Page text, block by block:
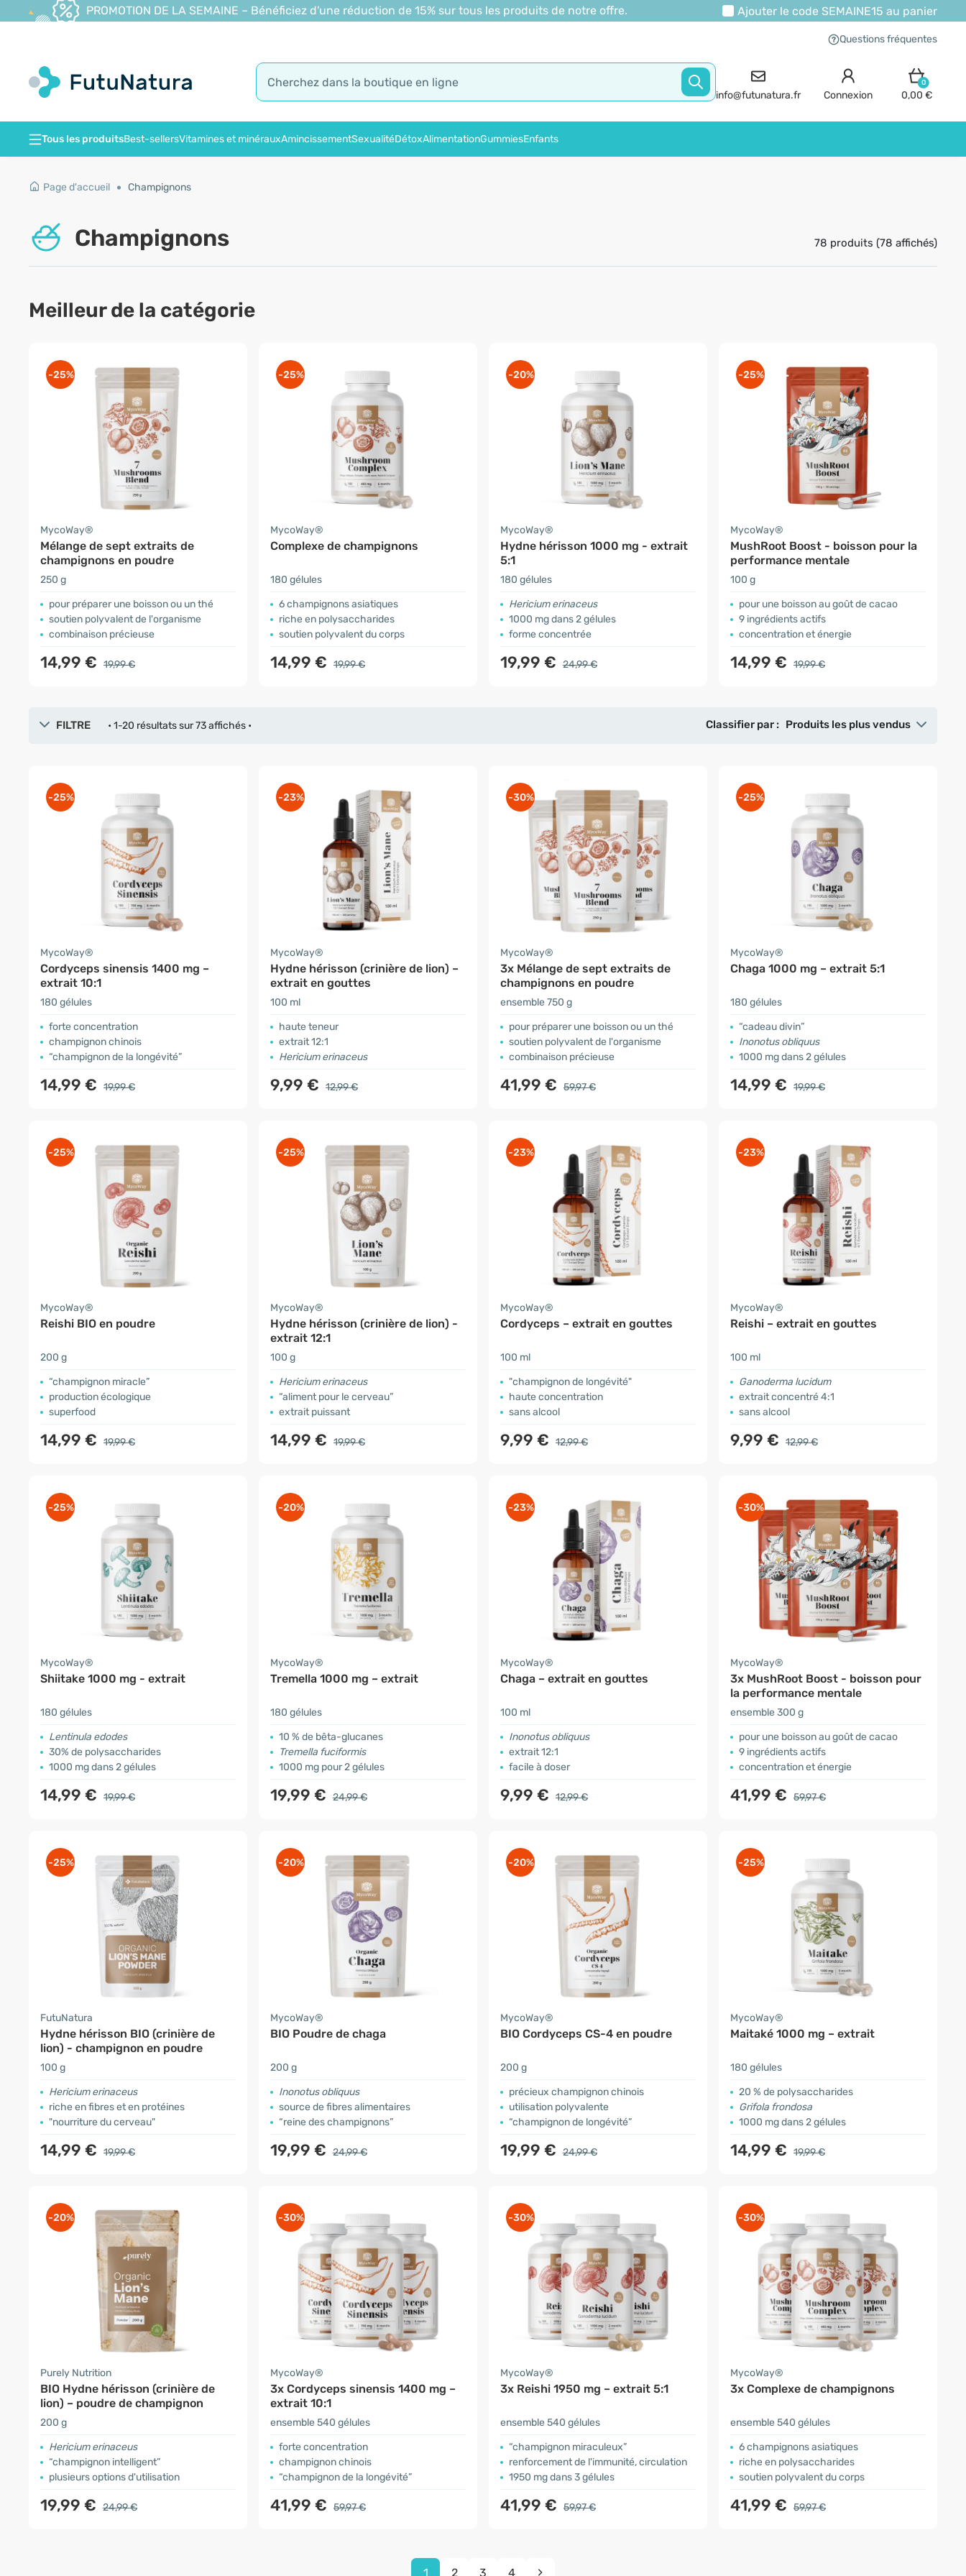
PROMOTION DE LA SEMAINE – Bénéficiez d'une réduction de 15% sur tous les produits de notre offre. Ajouter le code SEMAINE15 au panier
Questions fréquentes
info@futunatura.fr Connexion
0
0,00 €
Tous les produitsBest-sellersVitamines et minérauxAmincissementSexualitéDétoxAlimentationGummiesEnfants
Page d'accueil Champignons
Champignons 78 produits (78 affichés)
Meilleur de la catégorie
-25%
MycoWay®
Mélange de sept extraits de
champignons en poudre
250 g
pour préparer une boisson ou un thé
soutien polyvalent de l'organisme
combinaison précieuse
14,99 € 19,99 €
-25%
MycoWay®
Complexe de champignons
180 gélules
6 champignons asiatiques
riche en polysaccharides
soutien polyvalent du corps
14,99 € 19,99 €
-20%
MycoWay®
Hydne hérisson 1000 mg - extrait
5:1
180 gélules
Hericium erinaceus
1000 mg dans 2 gélules
forme concentrée
19,99 € 24,99 €
-25%
MycoWay®
MushRoot Boost - boisson pour la
performance mentale
100 g
pour une boisson au goût de cacao
9 ingrédients actifs
concentration et énergie
14,99 € 19,99 €
FILTRE • 1-20 résultats sur 73 affichés • Classifier par : Produits les plus vendus
-25%
MycoWay®
Cordyceps sinensis 1400 mg –
extrait 10:1
180 gélules
forte concentration
champignon chinois
“champignon de la longévité”
14,99 € 19,99 €
-23%
MycoWay®
Hydne hérisson (crinière de lion) –
extrait en gouttes
100 ml
haute teneur
extrait 12:1
Hericium erinaceus
9,99 € 12,99 €
-30%
MycoWay®
3x Mélange de sept extraits de
champignons en poudre
ensemble 750 g
pour préparer une boisson ou un thé
soutien polyvalent de l'organisme
combinaison précieuse
41,99 € 59,97 €
-25%
MycoWay®
Chaga 1000 mg – extrait 5:1
180 gélules
“cadeau divin”
Inonotus obliquus
1000 mg dans 2 gélules
14,99 € 19,99 €
-25%
MycoWay®
Reishi BIO en poudre
200 g
“champignon miracle”
production écologique
superfood
14,99 € 19,99 €
-25%
MycoWay®
Hydne hérisson (crinière de lion) -
extrait 12:1
100 g
Hericium erinaceus
“aliment pour le cerveau”
extrait puissant
14,99 € 19,99 €
-23%
MycoWay®
Cordyceps – extrait en gouttes
100 ml
"champignon de longévité"
haute concentration
sans alcool
9,99 € 12,99 €
-23%
MycoWay®
Reishi – extrait en gouttes
100 ml
Ganoderma lucidum
extrait concentré 4:1
sans alcool
9,99 € 12,99 €
-25%
MycoWay®
Shiitake 1000 mg - extrait
180 gélules
Lentinula edodes
30% de polysaccharides
1000 mg dans 2 gélules
14,99 € 19,99 €
-20%
MycoWay®
Tremella 1000 mg – extrait
180 gélules
10 % de bêta-glucanes
Tremella fuciformis
1000 mg pour 2 gélules
19,99 € 24,99 €
-23%
MycoWay®
Chaga – extrait en gouttes
100 ml
Inonotus obliquus
extrait 12:1
facile à doser
9,99 € 12,99 €
-30%
MycoWay®
3x MushRoot Boost - boisson pour
la performance mentale
ensemble 300 g
pour une boisson au goût de cacao
9 ingrédients actifs
concentration et énergie
41,99 € 59,97 €
-25%
FutuNatura
Hydne hérisson BIO (crinière de
lion) - champignon en poudre
100 g
Hericium erinaceus
riche en fibres et en protéines
"nourriture du cerveau"
14,99 € 19,99 €
-20%
MycoWay®
BIO Poudre de chaga
200 g
Inonotus obliquus
source de fibres alimentaires
“reine des champignons”
19,99 € 24,99 €
-20%
MycoWay®
BIO Cordyceps CS-4 en poudre
200 g
précieux champignon chinois
utilisation polyvalente
“champignon de longévité”
19,99 € 24,99 €
-25%
MycoWay®
Maitaké 1000 mg – extrait
180 gélules
20 % de polysaccharides
Grifola frondosa
1000 mg dans 2 gélules
14,99 € 19,99 €
-20%
Purely Nutrition
BIO Hydne hérisson (crinière de
lion) – poudre de champignon
200 g
Hericium erinaceus
“champignon intelligent”
plusieurs options d'utilisation
19,99 € 24,99 €
-30%
MycoWay®
3x Cordyceps sinensis 1400 mg –
extrait 10:1
ensemble 540 gélules
forte concentration
champignon chinois
“champignon de la longévité”
41,99 € 59,97 €
-30%
MycoWay®
3x Reishi 1950 mg – extrait 5:1
ensemble 540 gélules
“champignon miraculeux”
renforcement de l'immunité, circulation
1950 mg dans 3 gélules
41,99 € 59,97 €
-30%
MycoWay®
3x Complexe de champignons
ensemble 540 gélules
6 champignons asiatiques
riche en polysaccharides
soutien polyvalent du corps
41,99 € 59,97 €
1 2 3 4